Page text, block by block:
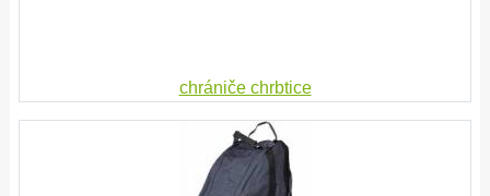
chrániče chrbtice